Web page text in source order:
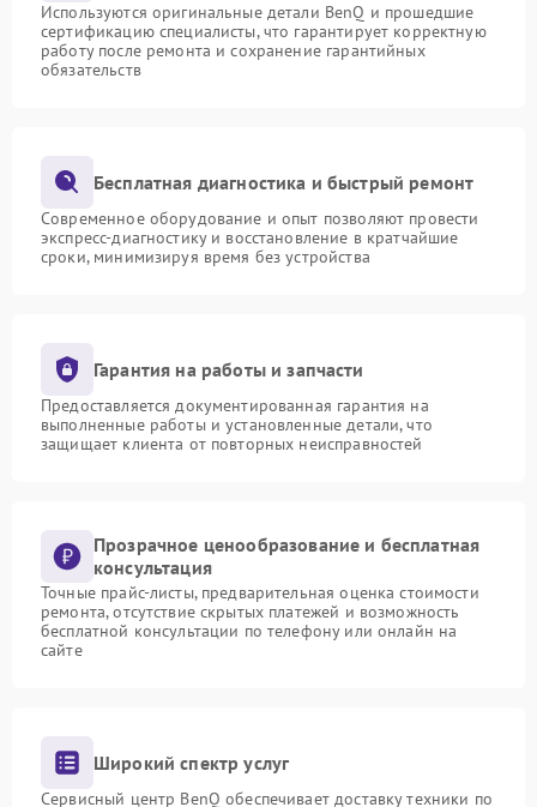
Используются оригинальные детали BenQ и прошедшие
сертификацию специалисты, что гарантирует корректную
работу после ремонта и сохранение гарантийных
обязательств
Бесплатная диагностика и быстрый ремонт
Современное оборудование и опыт позволяют провести
экспресс-диагностику и восстановление в кратчайшие
сроки, минимизируя время без устройства
Гарантия на работы и запчасти
Предоставляется документированная гарантия на
выполненные работы и установленные детали, что
защищает клиента от повторных неисправностей
Прозрачное ценообразование и бесплатная
консультация
Точные прайс-листы, предварительная оценка стоимости
ремонта, отсутствие скрытых платежей и возможность
бесплатной консультации по телефону или онлайн на
сайте
Широкий спектр услуг
Сервисный центр BenQ обеспечивает доставку техники по